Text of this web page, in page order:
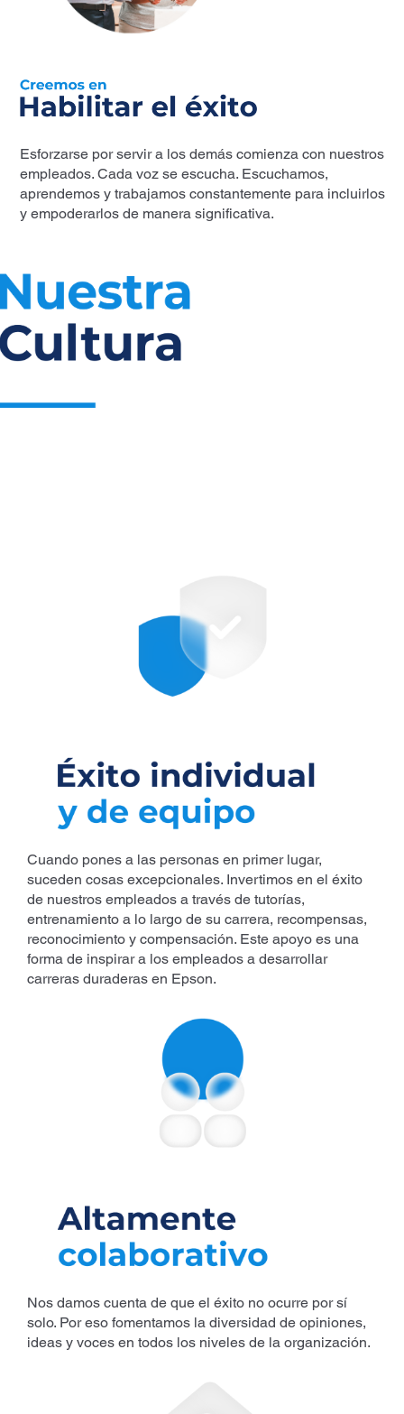
Esforzarse por servir a los demás comienza con nuestros
empleados. Cada voz se escucha. Escuchamos,
aprendemos y trabajamos constantemente para incluirlos
y empoderarlos de manera significativa.
Cuando pones a las personas en primer lugar,
suceden cosas excepcionales. Invertimos en el éxito
de nuestros empleados a través de tutorías,
entrenamiento a lo largo de su carrera, recompensas,
reconocimiento y compensación. Este apoyo es una
forma de inspirar a los empleados a desarrollar
carreras duraderas en Epson.
Nos damos cuenta de que el éxito no ocurre por sí
solo. Por eso fomentamos la diversidad de opiniones,
ideas y voces en todos los niveles de la organización.